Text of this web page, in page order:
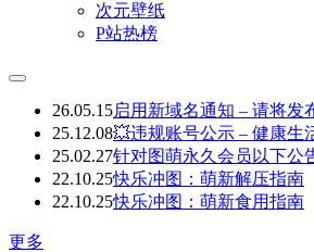
次元壁纸
P站热榜
26.05.15启用新域名通知 – 请将发
25.12.08💥违规账号公示 – 健康生
25.02.27针对图萌永久会员以下公
22.10.25快乐冲图：萌新解压指南
22.10.25快乐冲图：萌新食用指南
更多